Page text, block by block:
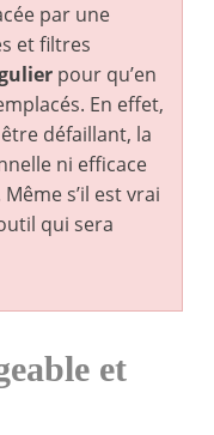
par une
et filtres
pour qu’en
En effet,
défaillant, la
ni efficace
s’il est vrai
qui sera
et